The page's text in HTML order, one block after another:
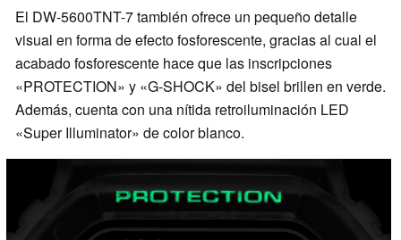
El DW-5600TNT-7 también ofrece un pequeño detalle
visual en forma de efecto fosforescente, gracias al cual el
acabado fosforescente hace que las inscripciones
«PROTECTION» y «G-SHOCK» del bisel brillen en verde.
Además, cuenta con una nítida retroiluminación LED
«Super Illuminator» de color blanco.